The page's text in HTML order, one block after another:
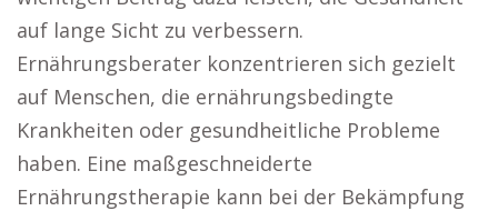
auf lange Sicht zu verbessern.
Ernährungsberater konzentrieren sich gezielt
auf Menschen, die ernährungsbedingte
Krankheiten oder gesundheitliche Probleme
haben. Eine maßgeschneiderte
Ernährungstherapie kann bei der Bekämpfung